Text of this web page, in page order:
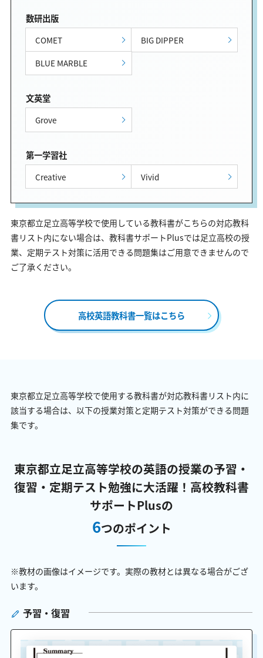
数研出版
COMET
BIG DIPPER
BLUE MARBLE
文英堂
Grove
第一学習社
Creative Vivid
東京都立足立高等学校で使用している教科書がこちらの対応教科
書リスト内にない場合は、教科書サポートPlusでは足立高校の授
業、定期テスト対策に活用できる問題集はご用意できませんので
ご了承ください。
高校英語教科書一覧はこちら
東京都立足立高等学校で使用する教科書が対応教科書リスト内に
該当する場合は、以下の授業対策と定期テスト対策ができる問題
集です。
東京都立足立高等学校の英語の授業の予習・
復習・定期テスト勉強に大活躍！ 高校教科書
サポートPlusの
6つのポイント
※教材の画像はイメージです。実際の教材とは異なる場合がござ
います。
予習・復習